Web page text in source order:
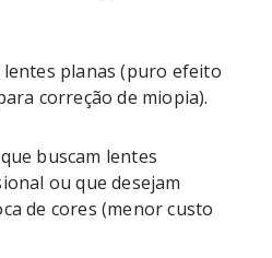
planas (puro efeito
correção de miopia).
buscam lentes
ou que desejam
de cores (menor custo